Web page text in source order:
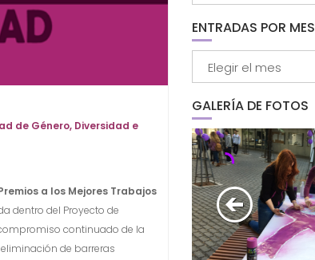
de Género, Diversidad e
a los Mejores Trabajos
dentro del Proyecto de
continuado de la
de barreras
ENTRADAS POR MES
GALERÍA DE FOTOS